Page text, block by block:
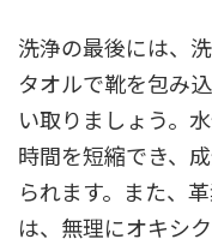
洗浄の最後には、
タオルで靴を包み
い取りましょう。
時間を短縮でき、
られます。また、
は、無理にオキシ